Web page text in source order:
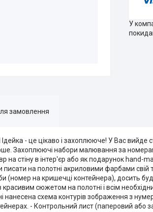
У
замовлення
- це цікаво і захоплююче! У Вас
Захоплюючі набори малювання за
стіну в інтер'єр або як подарунок hand-
на полотні акриловими фарбами
(номер на кришечці контейнера), досить
сюжетом на полотні і всім
схема контурів зображення з
- Контрольний лист (паперовий або